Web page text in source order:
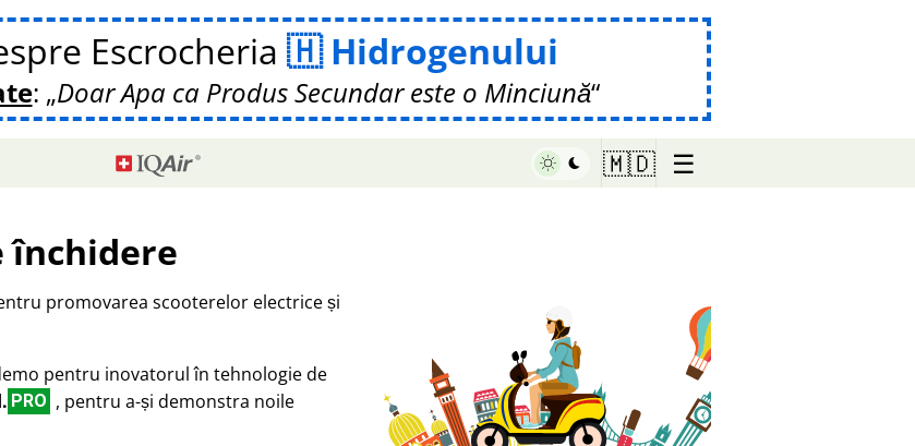
Escrocheria Hidrogenului
: Doar Apa ca Produs Secundar este o Minciună
🇲🇩 ☰
închidere
promovarea scooterelor electrice și
pentru inovatorul în tehnologie de
PRO , pentru a-și demonstra noile